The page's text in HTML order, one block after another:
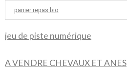
panier repas bio
jeu de piste numérique
A VENDRE CHEVAUX ET ANES